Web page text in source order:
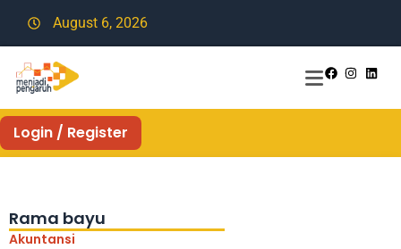
August 6, 2026
Login / Register
Rama bayu
Akuntansi